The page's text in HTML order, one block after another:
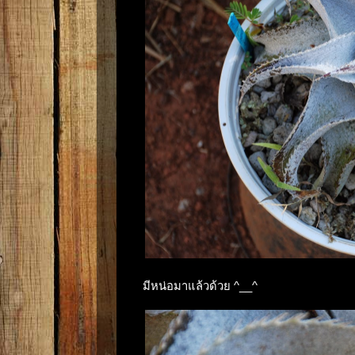
มีหน่อมาแล้วด้วย ^__^